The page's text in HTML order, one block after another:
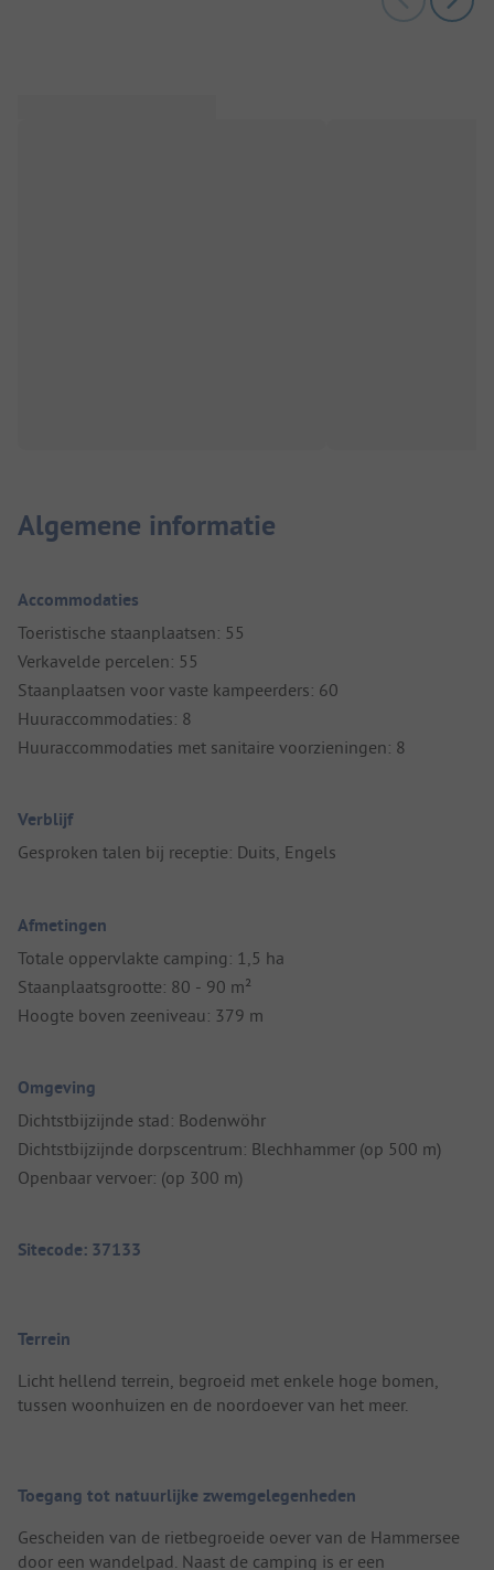
Algemene informatie
Accommodaties
Toeristische staanplaatsen: 55
Verkavelde percelen: 55
Staanplaatsen voor vaste kampeerders: 60
Huuraccommodaties: 8
Huuraccommodaties met sanitaire voorzieningen: 8
Verblijf
Gesproken talen bij receptie: Duits, Engels
Afmetingen
Totale oppervlakte camping: 1,5 ha
Staanplaatsgrootte: 80 - 90 m²
Hoogte boven zeeniveau: 379 m
Omgeving
Dichtstbijzijnde stad: Bodenwöhr
Dichtstbijzijnde dorpscentrum: Blechhammer (op 500 m)
Openbaar vervoer: (op 300 m)
Sitecode: 37133
Terrein
Licht hellend terrein, begroeid met enkele hoge bomen,
tussen woonhuizen en de noordoever van het meer.
Toegang tot natuurlijke zwemgelegenheden
Gescheiden van de rietbegroeide oever van de Hammersee
door een wandelpad. Naast de camping is er een